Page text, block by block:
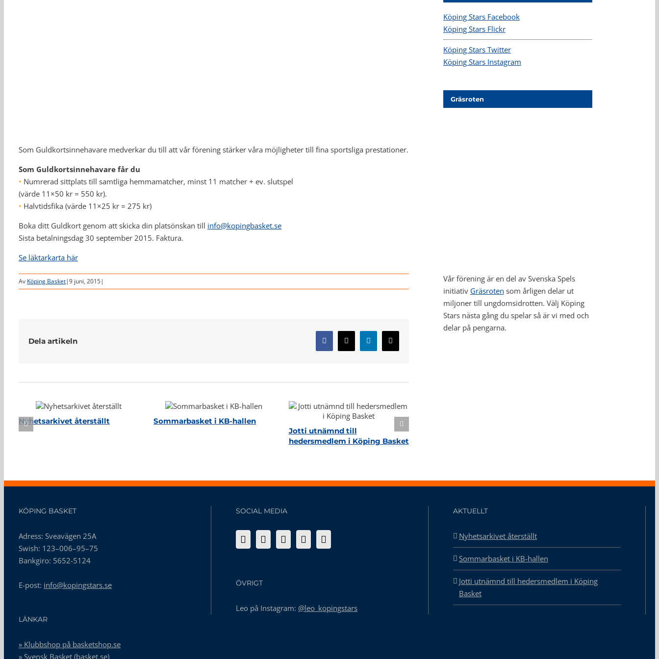
Som Guldkortsinnehavare medverkar du till att vår förening stärker våra möjligheter till fina sportsliga prestationer.
Som Guldkortsinnehavare får du
• Numrerad sittplats till samtliga hemmamatcher, minst 11 matcher + ev. slutspel
(värde 11×50 kr = 550 kr).
• Halvtidsfika (värde 11×25 kr = 275 kr)
Boka ditt Guldkort genom att skicka din platsönskan till info@kopingbasket.se
Sista betalningsdag 30 september 2015. Faktura.
Se läktarkarta här
Av Köping Basket|9 juni, 2015|
Dela artikeln Facebook
X LinkedIn
E-
post
Nyhetsarkivet återställt
Sommarbasket i KB-hallen
Jotti utnämnd till
hedersmedlem i Köping Basket
Köping Stars Facebook
Köping Stars Flickr
Köping Stars Twitter
Köping Stars Instagram
Gräsroten
Vår förening är en del av Svenska Spels
initiativ Gräsroten som årligen delar ut
miljoner till ungdomsidrotten. Välj Köping
Stars nästa gång du spelar så är vi med och
delar på pengarna.
KÖPING BASKET
Adress: Sveavägen 25A
Swish: 123–006–95–75
Bankgiro: 5652-5124
E-post: info@kopingstars.se
SOCIAL MEDIA
ÖVRIGT
Leo på Instagram: @leo_kopingstars
AKTUELLT
Nyhetsarkivet återställt
Sommarbasket i KB-hallen
Jotti utnämnd till hedersmedlem i Köping
Basket
LÄNKAR
» Klubbshop på basketshop.se
» Svensk Basket (basket.se)